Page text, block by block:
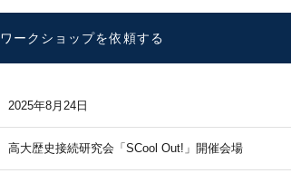
ワークショップを依頼する
2025年8月24日
高大歴史接続研究会「SCool Out!」開催会場